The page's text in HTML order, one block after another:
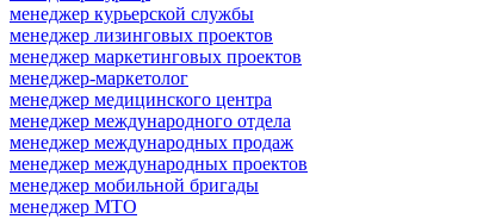
менеджер курьерской службы
менеджер лизинговых проектов
менеджер маркетинговых проектов
менеджер-маркетолог
менеджер медицинского центра
менеджер международного отдела
менеджер международных продаж
менеджер международных проектов
менеджер мобильной бригады
менеджер МТО